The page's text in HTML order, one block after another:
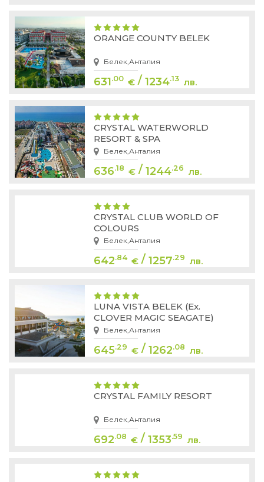
ORANGE COUNTY BELEK
Белек,Анталия
631.00 € /1234.13 лв.
CRYSTAL WATERWORLD
RESORT & SPA
Белек,Анталия
636.18 € /1244.26 лв.
CRYSTAL CLUB WORLD OF
COLOURS
Белек,Анталия
642.84 € /1257.29 лв.
LUNA VISTA BELEK (Ex.
CLOVER MAGIC SEAGATE)
Белек,Анталия
645.29 € /1262.08 лв.
CRYSTAL FAMILY RESORT
Белек,Анталия
692.08 € /1353.59 лв.